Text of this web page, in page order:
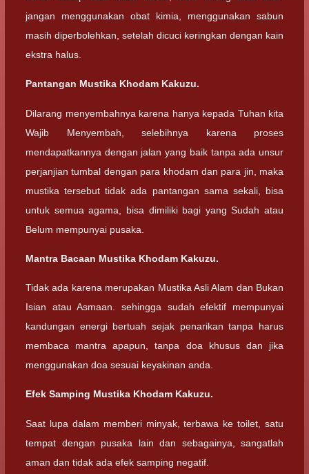
jangan menggunakan obat kimia, menggunakan sabun
masih diperbolehkan, setelah dicuci keringkan dengan kain
ekstra halus.
Pantangan Mustika Khodam Kakuzu.
Dilarang menyembahnya karena hanya kepada Tuhan kita
Wajib Menyembah, selebihnya karena proses
mendapatkannya dengan jalan yang baik tanpa ada unsur
perjanjian tumbal dengan para khodam dan para jin, maka
mustika tersebut tidak ada pantangan sama sekali, bisa
untuk semua agama, bisa dimiliki bagi yang Sudah atau
Belum mempunyai pusaka.
Mantra Bacaan Mustika Khodam Kakuzu.
Tidak ada karena merupakan Mustika Asli Alam dan Bukan
Isian atau Asmaan. sehingga sudah efektif mempunyai
kandungan energi bertuah sejak penarikan tanpa harus
membaca mantra apapun, tanpa doa khusus dan jika
menggunakan doa sesuai keyakinan anda.
Efek Samping Mustika Khodam Kakuzu.
Saat lupa dalam memberi minyak, terbawa ke toilet, satu
tempat dengan pusaka lain dan sebagainya, sangatlah
aman dan tidak ada efek samping negatif.